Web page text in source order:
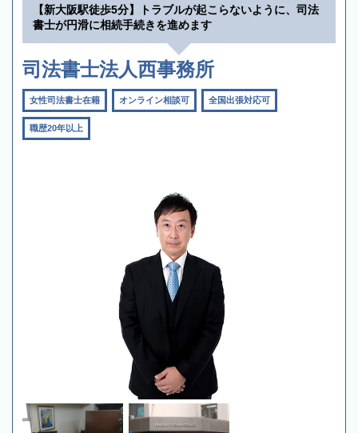
【新大阪駅徒歩5分】トラブルが起こらないように、司法
書士が円滑に相続手続きを進めます
司法書士法人西事務所
女性司法書士在籍 オンライン相談可 全国出張対応可
職歴20年以上